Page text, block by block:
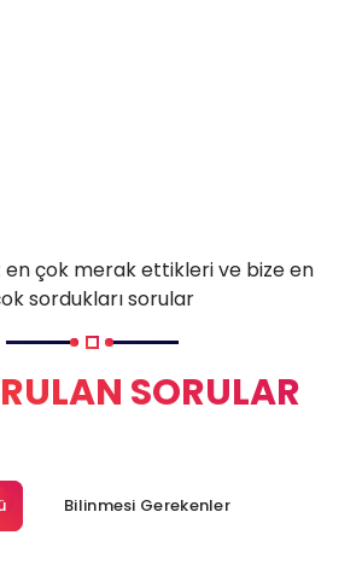
en çok merak ettikleri ve bize en
sordukları sorular
SORULAR
Bilinmesi Gerekenler